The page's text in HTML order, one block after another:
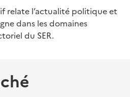
relate l’actualité politique et
dans les domaines
du SER.